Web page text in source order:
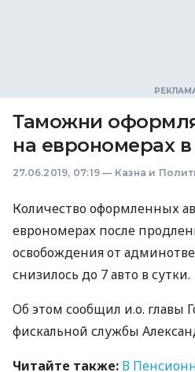
Таможни
на еврономерах в
27.06.2019, 07:19 — Казна и
Количество оформленных
еврономерах после
освобождения от
снизилось до 7 авто в сутки.
Об этом сообщил и.о. главы
фискальной службы
Читайте также: В